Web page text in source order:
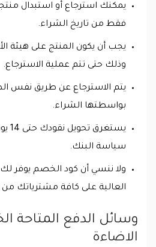
فقط من تاريخ الشراء.
يجب أن يكون المنتج على هيئة
وذلك حتى تتم عملية الاسترجاع.
يتم الاسترجاع عن طريق نفس
بواسطتها الشراء.
سياسة البنك.
ولا ننسي أن كود الخصم يوفر
العالية على كافة مشترياتك من
وسائل الدفع المتاحة
الاضاءة